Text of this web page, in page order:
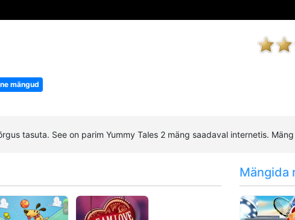
mängud
tasuta. See on parim Yummy Tales 2 mäng saadaval internetis.
Mängida